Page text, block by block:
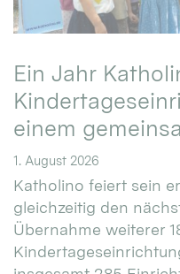
Ein Jahr
einem
1. August 2026
Katholino feiert sein
gleichzeitig den
Übernahme weiterer